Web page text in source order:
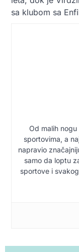
sa klubom sa
Od malih
sportovima, a
napravio
samo da loptu
sportove i